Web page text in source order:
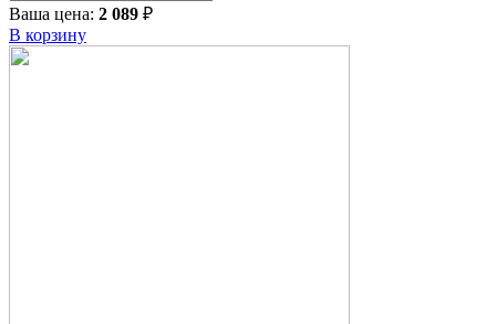
Ваша цена: 2 089 ₽
В корзину